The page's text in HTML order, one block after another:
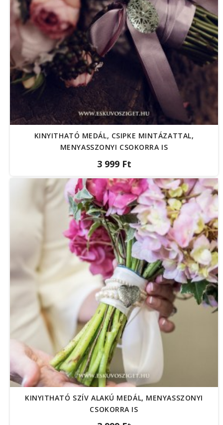
KINYITHATÓ MEDÁL, CSIPKE MINTÁZATTAL,
MENYASSZONYI CSOKORRA IS
3 999 Ft
KINYITHATÓ SZÍV ALAKÚ MEDÁL, MENYASSZONYI
CSOKORRA IS